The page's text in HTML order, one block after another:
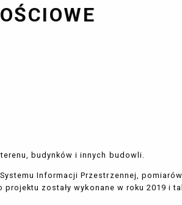
budynków i innych budowli.
Informacji Przestrzennej, pomiarów
zostały wykonane w roku 2019 i